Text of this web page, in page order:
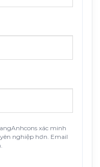
xác minh
nghiệp hơn. Email